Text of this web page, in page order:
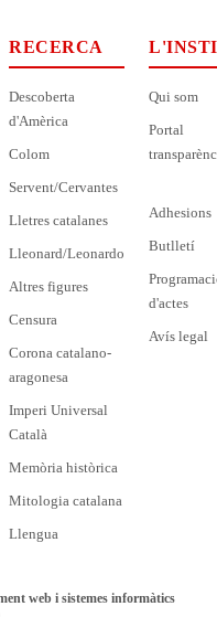
RECERCA
Descoberta
d'Amèrica
Colom
Servent/Cervantes
Lletres catalanes
Lleonard/Leonardo
Altres figures
Censura
Corona catalano-
aragonesa
Imperi Universal
Català
Memòria històrica
Mitologia catalana
Llengua
Qui som
Portal
Adhesions
Butlletí
d'actes
Avís legal
web i sistemes informàtics